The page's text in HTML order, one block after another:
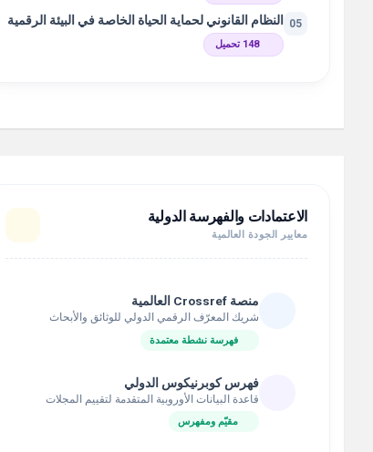
05 النظام القانوني لحماية الحياة الخاصة في البيئة الرقمية
148 تحميل
الاعتمادات والفهرسة الدولية
معايير الجودة العالمية
منصة Crossref العالمية
شريك المعرّف الرقمي الدولي للوثائق والأبحاث
فهرسة نشطة معتمدة
فهرس كوبرنيكوس الدولي
قاعدة البيانات الأوروبية المتقدمة لتقييم المجلات
مقيّم ومفهرس